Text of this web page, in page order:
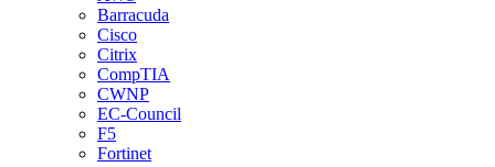
Barracuda
Cisco
Citrix
CompTIA
CWNP
EC-Council
F5
Fortinet